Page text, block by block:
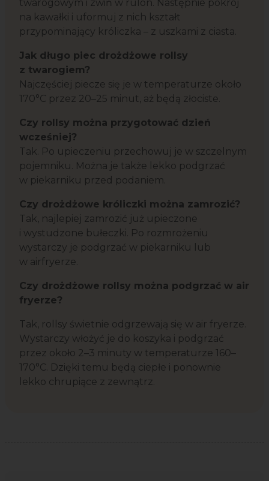
twarogowym i zwiń w rulon. Następnie pokrój
na kawałki i uformuj z nich kształt
przypominający króliczka – z uszkami z ciasta.
Jak długo piec drożdżowe rollsy
z twarogiem?
Najczęściej piecze się je w temperaturze około
170°C przez 20–25 minut, aż będą złociste.
Czy rollsy można przygotować dzień
wcześniej?
Tak. Po upieczeniu przechowuj je w szczelnym
pojemniku. Można je także lekko podgrzać
w piekarniku przed podaniem.
Czy drożdżowe króliczki można zamrozić?
Tak, najlepiej zamrozić już upieczone
i wystudzone bułeczki. Po rozmrożeniu
wystarczy je podgrzać w piekarniku lub
w airfryerze.
Czy drożdżowe rollsy można podgrzać w air
fryerze?
Tak, rollsy świetnie odgrzewają się w air fryerze.
Wystarczy włożyć je do koszyka i podgrzać
przez około 2–3 minuty w temperaturze 160–
170°C. Dzięki temu będą ciepłe i ponownie
lekko chrupiące z zewnątrz.